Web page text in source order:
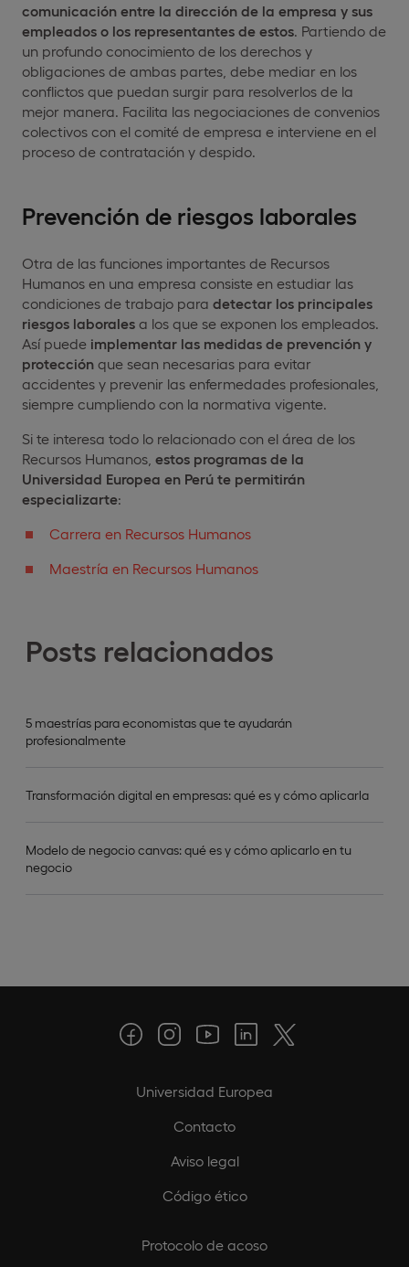
Posts relacionados
5 maestrías para economistas que te ayudarán
profesionalmente
Transformación digital en empresas: qué es y cómo aplicarla
Modelo de negocio canvas: qué es y cómo aplicarlo en tu
negocio
comunicación entre la dirección de la empresa y sus
empleados o los representantes de estos . Partiendo de
un profundo conocimiento de los derechos y
obligaciones de ambas partes, debe mediar en los
conflictos que puedan surgir para resolverlos de la
mejor manera. Facilita las negociaciones de convenios
colectivos con el comité de empresa e interviene en el
proceso de contratación y despido.
Prevención de riesgos laborales
Otra de las funciones importantes de Recursos
Humanos en una empresa consiste en estudiar las
condiciones de trabajo para detectar los principales
riesgos laborales a los que se exponen los empleados.
Así puede implementar las medidas de prevención y
protección que sean necesarias para evitar
accidentes y prevenir las enfermedades profesionales,
siempre cumpliendo con la normativa vigente.
Si te interesa todo lo relacionado con el área de los
Recursos Humanos, estos programas de la
Universidad Europea en Perú te permitirán
especializarte:
Carrera en Recursos Humanos
Maestría en Recursos Humanos
Universidad Europea
Contacto
Aviso legal
Código ético
Protocolo de acoso